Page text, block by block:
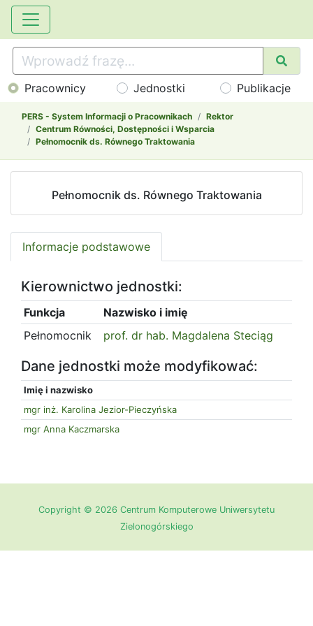
Pracownicy Jednostki Publikacje
PERS - System Informacji o Pracownikach
Rektor
Centrum Równości, Dostępności i Wsparcia
Pełnomocnik ds. Równego Traktowania
Pełnomocnik ds. Równego Traktowania
Informacje podstawowe
Kierownictwo jednostki:
Funkcja
Nazwisko i imię
Pełnomocnik
prof. dr hab. Magdalena Steciąg
Dane jednostki może modyfikować:
Imię i nazwisko
mgr inż. Karolina Jezior-Pieczyńska
mgr Anna Kaczmarska
Copyright © 2026 Centrum Komputerowe Uniwersytetu
Zielonogórskiego